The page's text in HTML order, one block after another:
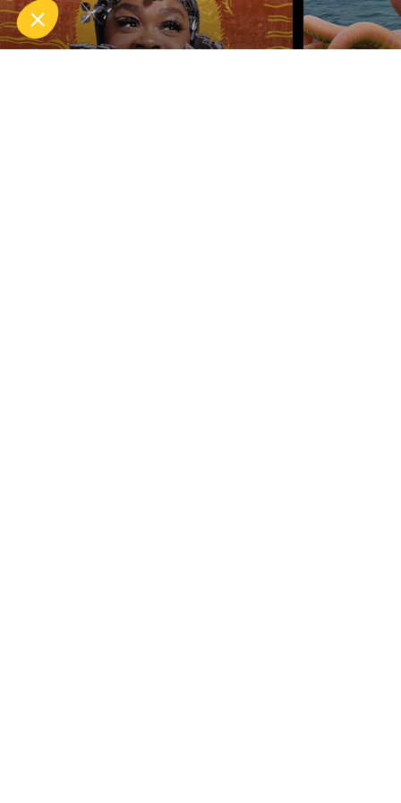
Notre plateforme vous permet d'adapter et de gérer vos